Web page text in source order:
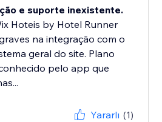
e suporte inexistente.
Hoteis by Hotel Runner
na integração com o
geral do site. Plano
pelo app que
Yararlı (1)